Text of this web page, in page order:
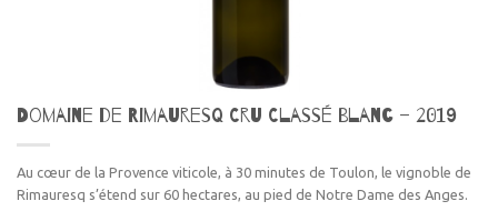
Domaine de Rimauresq Cru Classé Blanc – 2019
Au cœur de la Provence viticole, à 30 minutes de Toulon, le vignoble de
Rimauresq s’étend sur 60 hectares, au pied de Notre Dame des Anges.